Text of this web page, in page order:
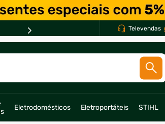
PARCELE EM ATÉ *10X *
Televendas
Eletrodomésticos Eletroportáteis STIHL